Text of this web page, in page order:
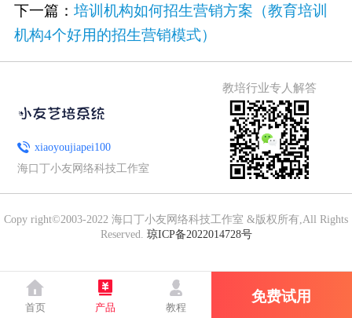
下一篇： 培训机构如何招生营销方案（教育培训
机构4个好用的招生营销模式）
xiaoyoujiapei100
海口丁小友网络科技工作室
教培行业专人解答
Copy right©2003-2022 海口丁小友网络科技工作室 &版权所有,All Rights
Reserved. 琼ICP备2022014728号
首页 产品 教程
免费试用